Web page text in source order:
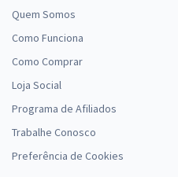
Quem Somos
Como Funciona
Como Comprar
Loja Social
Programa de Afiliados
Trabalhe Conosco
Preferência de Cookies